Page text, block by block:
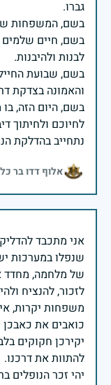
בשם, חיים שלמים
בשם, שבועת
בשם, היום הזה,
נתחייב בהדלקת
אלוף דדו בר
אני מתכבד להדליק
שנפלו במערכות
של מלחמה, מחדד
משפחות יקרות,
כואבים את כאבכן
יקירכן חקוקים
יהי זכר הנופלים